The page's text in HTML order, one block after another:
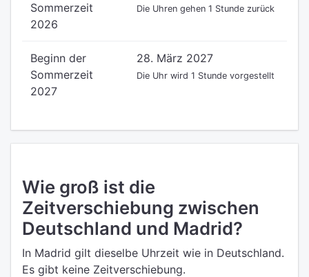
Sommerzeit
2026
Die Uhren gehen 1 Stunde zurück
Beginn der
Sommerzeit
2027
28. März 2027
Die Uhr wird 1 Stunde vorgestellt
Wie groß ist die
Zeitverschiebung zwischen
Deutschland und Madrid?
In Madrid gilt dieselbe Uhrzeit wie in Deutschland.
Es gibt keine Zeitverschiebung.